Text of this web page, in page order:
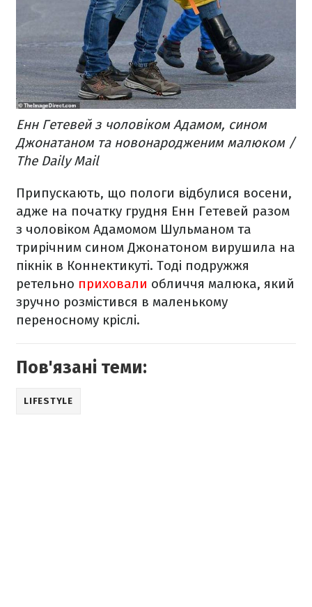
Енн Гетевей з чоловіком Адамом, сином
Джонатаном та новонародженим малюком /
The Daily Mail
Припускають, що пологи відбулися восени,
адже на початку грудня Енн Гетевей разом
з чоловіком Адамомом Шульманом та
трирічним сином Джонатоном вирушила на
пікнік в Коннектикуті. Тоді подружжя
ретельно приховали обличчя малюка, який
зручно розмістився в маленькому
переносному кріслі.
Пов'язані теми:
LIFESTYLE